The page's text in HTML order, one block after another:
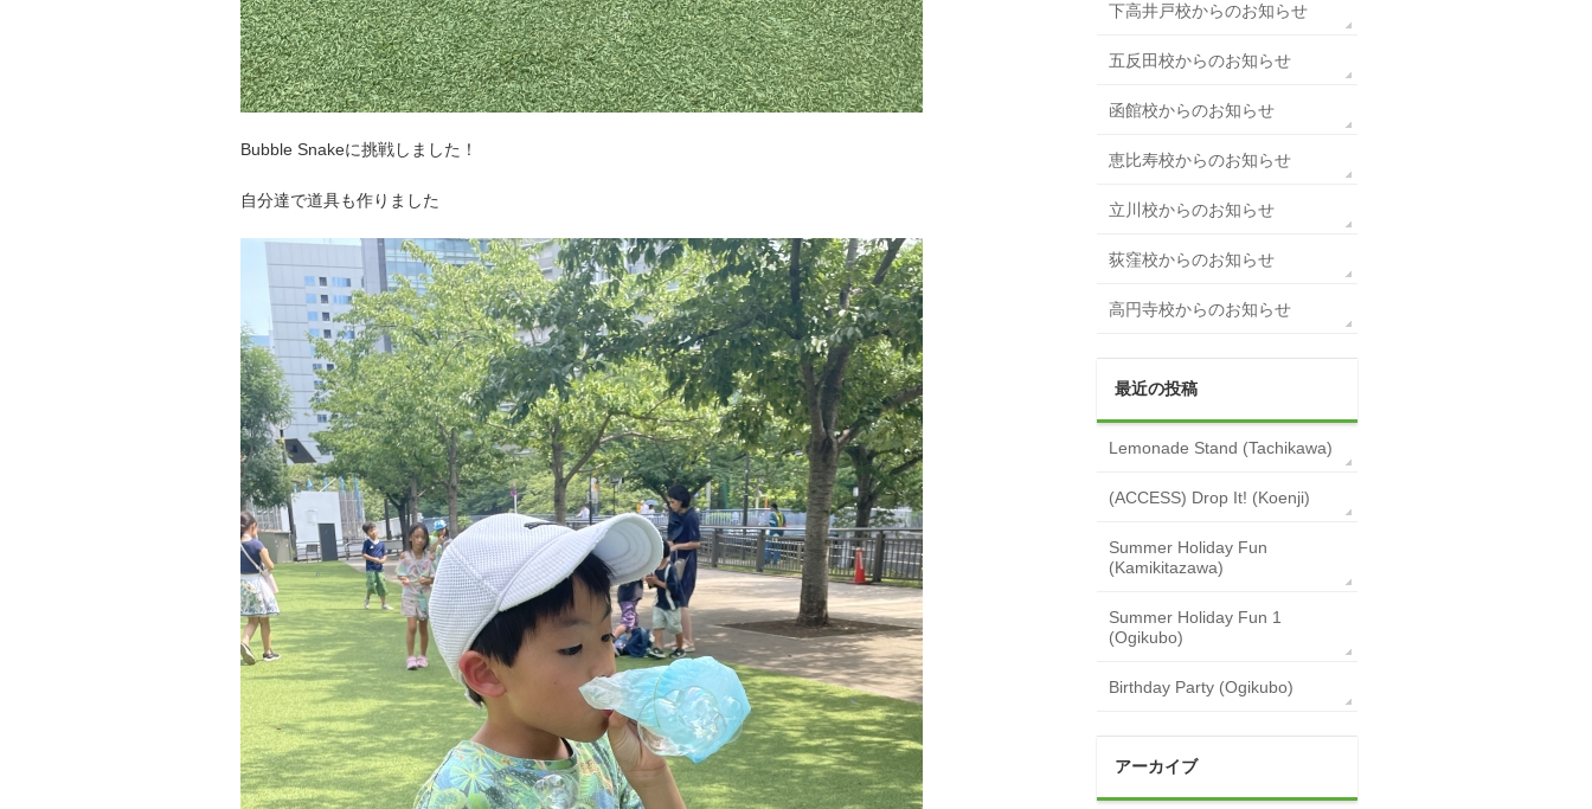
Bubble Snakeに挑戦しました！
自分達で道具も作りました
下高井戸校からのお知らせ
五反田校からのお知らせ
函館校からのお知らせ
恵比寿校からのお知らせ
立川校からのお知らせ
荻窪校からのお知らせ
高円寺校からのお知らせ
最近の投稿
Lemonade Stand (Tachikawa)
(ACCESS) Drop It! (Koenji)
Summer Holiday Fun
(Kamikitazawa)
Summer Holiday Fun 1
(Ogikubo)
Birthday Party (Ogikubo)
アーカイブ